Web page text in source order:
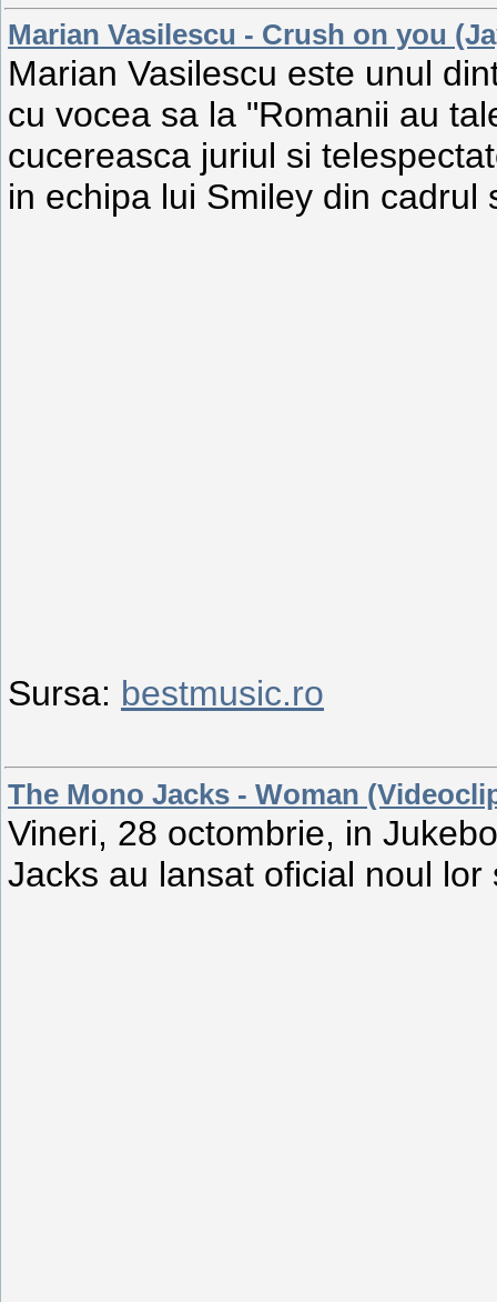
Marian Vasilescu - Crush on you
Marian Vasilescu este unul
cu vocea sa la "Romanii au
cucereasca juriul si
in echipa lui Smiley din cadrul
Sursa: bestmusic.ro
The Mono Jacks - Woman
Vineri, 28 octombrie, in
Jacks au lansat oficial noul lor